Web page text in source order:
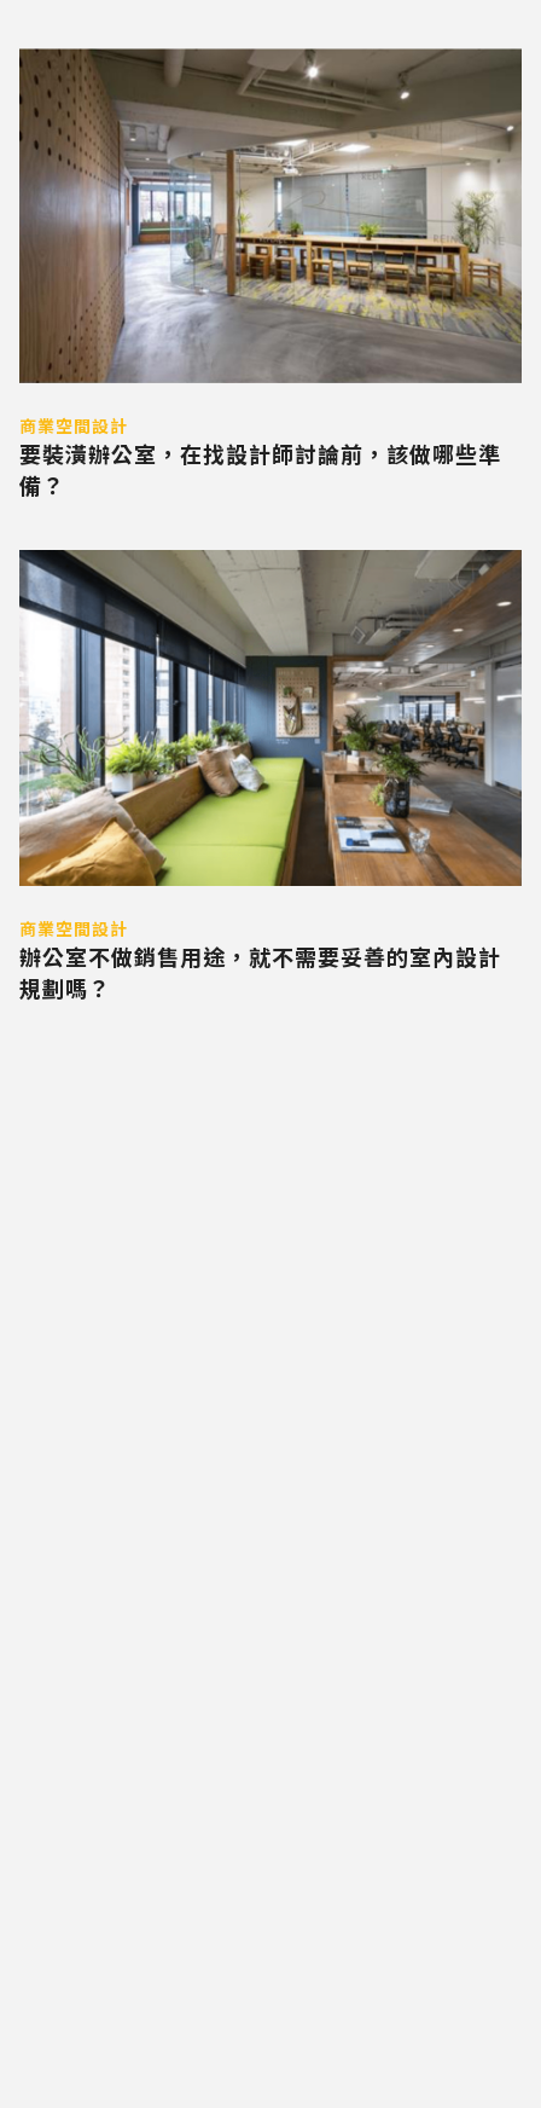
商業空間設計
要裝潢辦公室，在找設計師討論前，該做哪些準
備？
商業空間設計
辦公室不做銷售用途，就不需要妥善的室內設計
規劃嗎？